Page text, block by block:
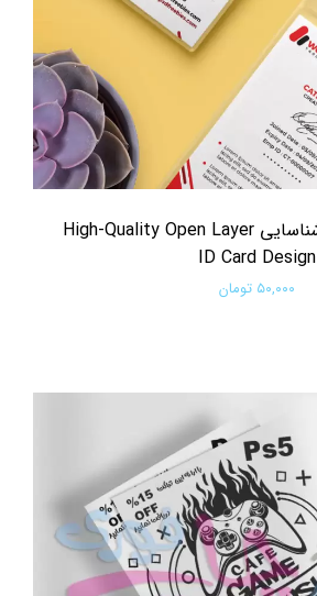
فایل لایه باز کارت شناسایی High-Quality Open Layer
ID Card Design
۵۰,۰۰۰ تومان